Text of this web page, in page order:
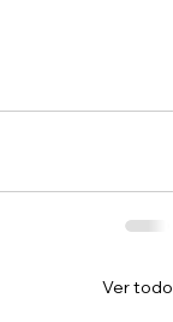
Ver todo